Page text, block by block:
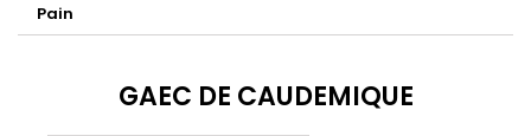
Pain
GAEC DE CAUDEMIQUE